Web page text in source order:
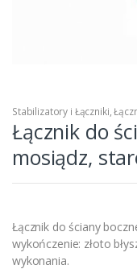
Stabilizatory i Łączniki,
Łącznik do
mosiądz,
Łącznik do ściany
wykończenie: złoto
wykonania.